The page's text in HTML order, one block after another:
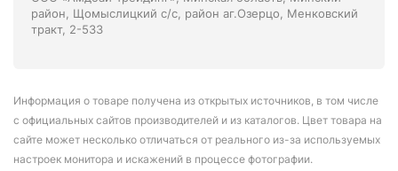
район, Щомыслицкий с/с, район аг.Озерцо, Менковский
тракт, 2-533
Информация о товаре получена из открытых источников, в том числе
с официальных сайтов производителей и из каталогов. Цвет товара на
сайте может несколько отличаться от реального из-за используемых
настроек монитора и искажений в процессе фотографии.